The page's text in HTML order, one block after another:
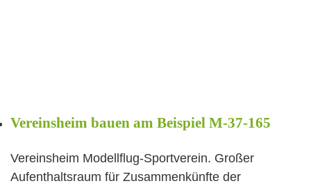
Vereinsheim bauen am Beispiel M-37-165
Vereinsheim Modellflug-Sportverein. Großer
Aufenthaltsraum für Zusammenkünfte der